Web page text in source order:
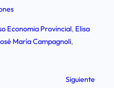
Economia Provincial, Elisa
María Campagnoli
Siguiente